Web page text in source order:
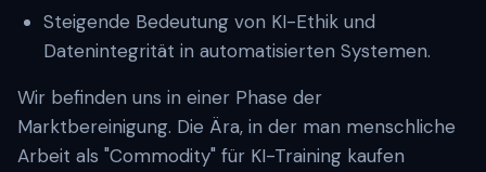
Steigende Bedeutung von KI-Ethik und
Datenintegrität in automatisierten Systemen.
Wir befinden uns in einer Phase der
Marktbereinigung. Die Ära, in der man menschliche
Arbeit als "Commodity" für KI-Training kaufen